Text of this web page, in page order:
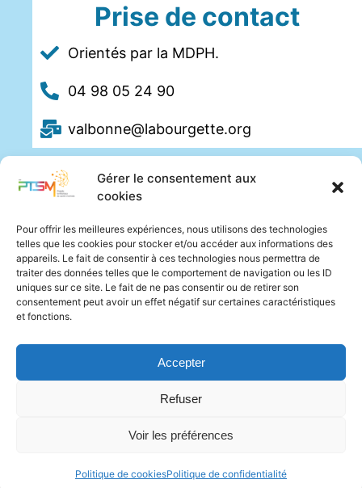
Gérer le consentement aux
cookies
Pour offrir les meilleures expériences, nous utilisons des technologies
telles que les cookies pour stocker et/ou accéder aux informations des
appareils. Le fait de consentir à ces technologies nous permettra de
traiter des données telles que le comportement de navigation ou les ID
uniques sur ce site. Le fait de ne pas consentir ou de retirer son
consentement peut avoir un effet négatif sur certaines caractéristiques
et fonctions.
Accepter
Refuser
Voir les préférences
Politique de cookiesPolitique de confidentialité
Prise de contact
Orientés par la MDPH.
04 98 05 24 90
valbonne@labourgette.org